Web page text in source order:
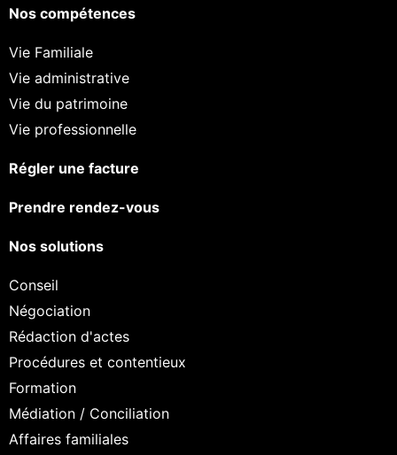
Nos compétences
Vie Familiale
Vie administrative
Vie du patrimoine
Vie professionnelle
Régler une facture
Prendre rendez-vous
Nos solutions
Conseil
Négociation
Rédaction d'actes
Procédures et contentieux
Formation
Médiation / Conciliation
Affaires familiales